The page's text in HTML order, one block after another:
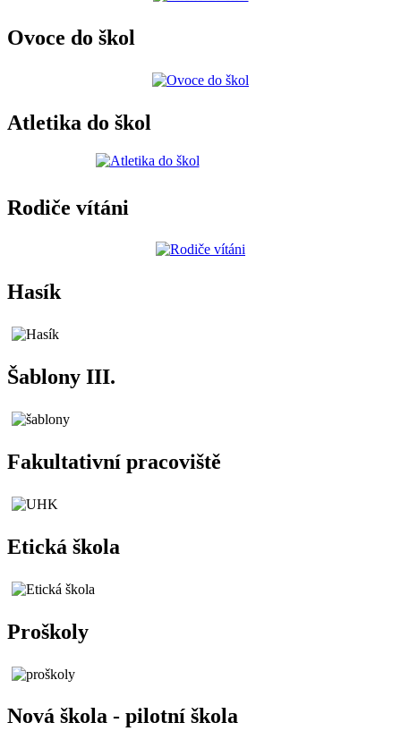
Ovoce do škol
Atletika do škol
Rodiče vítáni
Hasík
Šablony III.
Fakultativní pracoviště
Etická škola
Proškoly
Nová škola - pilotní škola